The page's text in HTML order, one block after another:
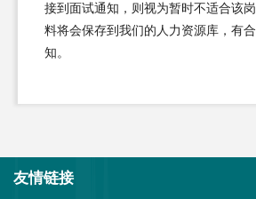
接到面试通知，则视为暂时不适合该
料将会保存到我们的人力资源库，有
知。
友情链接